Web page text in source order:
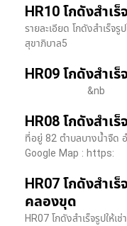
HR10 โกดังสำเ
รายละเอียด โกดังสำเร็จ
สุขาภิบาล5
HR09 โกดังสำเ
&nb
HR08 โกดังสำเ
ที่อยู่ 82 ตำบลบางน้ำจืด
Google Map : https:
HR07 โกดังสำเ
คลองขุด
HR07 โกดังสำเร็จรูปให้